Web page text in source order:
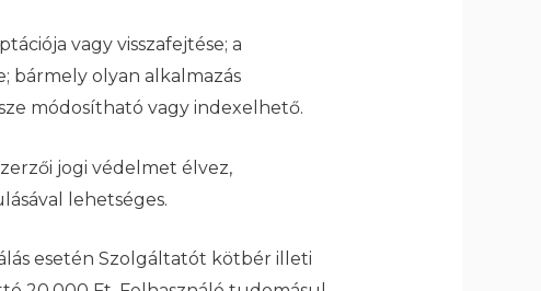
vagy visszafejtése; a
bármely olyan alkalmazás
módosítható vagy indexelhető.
jogi védelmet élvez,
lehetséges.
esetén Szolgáltatót kötbér illeti